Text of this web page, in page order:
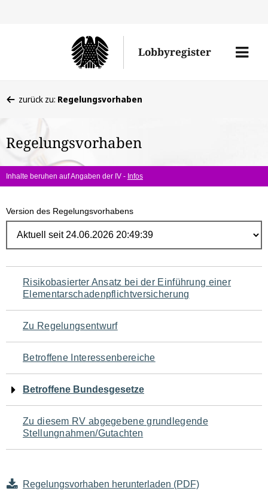
Lobbyregister
Menü
befinden
hier:
zurück zu: Regelungsvorhaben
Regelungsvorhaben
Inhalte beruhen auf Angaben der IV - Infos
Version des Regelungsvorhabens
Navigation
für
den
Seiteninhalt
Risikobasierter Ansatz bei der Einführung einer
Elementarschadenpflichtversicherung
Zu Regelungsentwurf
Betroffene Interessenbereiche
Betroffene Bundesgesetze
Zu diesem RV abgegebene grundlegende
Stellungnahmen/Gutachten
Regelungsvorhaben herunterladen (PDF)